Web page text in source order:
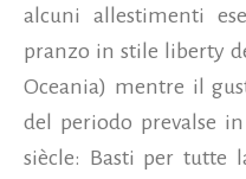
alcuni allestimenti
pranzo in stile liberty
Oceania) mentre il
del periodo prevalse
siècle: Basti per tutte